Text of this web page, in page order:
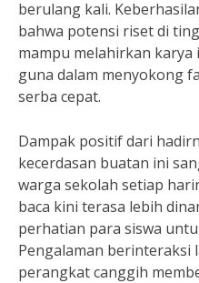
berulang kali.
bahwa potensi riset di
mampu melahirkan
guna dalam menyokong
serba cepat.
Dampak positif dari
kecerdasan buatan ini
warga sekolah setiap
baca kini terasa lebih
perhatian para siswa
Pengalaman berinteraksi
perangkat canggih